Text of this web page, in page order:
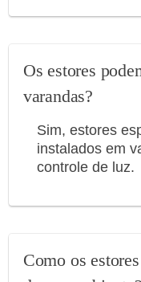
Os estores
varandas?
Sim, estores
instalados em
controle de luz.
Como os